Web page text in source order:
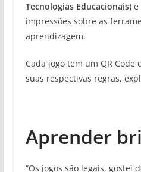
Tecnologias Educacionais)e
impressões sobre as
aprendizagem.
Cada jogo tem um QR Code
suas respectivas regras,
Aprender
“Os jogos são legais, gostei